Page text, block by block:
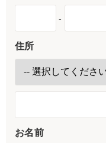
-
住所
お名前